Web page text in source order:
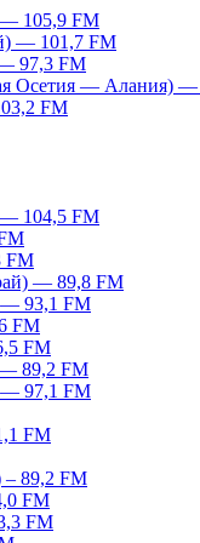
— 105,9 FM
— 101,7 FM
97,3 FM
Осетия — Алания)
FM
104,5 FM
FM
— 89,8 FM
— 93,1 FM
FM
FM
— 89,2 FM
— 97,1 FM
FM
– 89,2 FM
FM
FM